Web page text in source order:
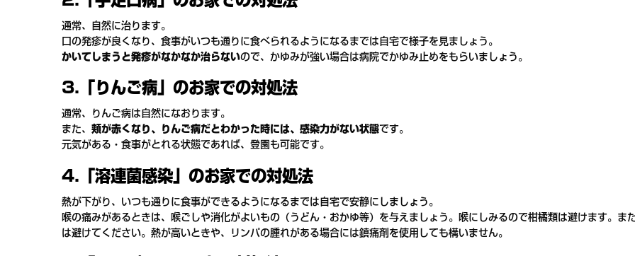
通常、自然に治ります。
口の発疹が良くなり、食事がいつも通りに食べられるようになるまでは自宅で様子を見ましょう。
かいてしまうと発疹がなかなか治らないので、かゆみが強い場合は病院でかゆみ止めをもらいましょう。
3.「りんご病」のお家での対処法
通常、りんご病は自然になおります。
また、 頬が赤くなり、りんご病だとわかった時には、感染力がない状態です。
元気がある・食事がとれる状態であれば、登園も可能です。
4.「溶連菌感染」のお家での対処法
熱が下がり、いつも通りに食事ができるようになるまでは自宅で安静にしましょう。
喉の痛みがあるときは、喉ごしや消化がよいもの（うどん・おかゆ等）を与えましょう。喉にしみるので柑橘類は避けます。
は避けてください。熱が高いときや、リンパの腫れがある場合には鎮痛剤を使用しても構いません。